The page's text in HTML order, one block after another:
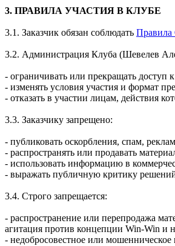
3. ПРАВИЛА УЧАСТИЯ В КЛУБЕ
3.1. Заказчик обязан соблюдать Правила
3.2. Администрация Клуба (Шевелев
- ограничивать или прекращать доступ
- изменять условия участия и формат
- отказать в участии лицам, действия
3.3. Заказчику запрещено:
- публиковать оскорбления, спам,
- распространять или продавать
- использовать информацию в
- выражать публичную критику
3.4. Строго запрещается:
- распространение или перепродажа
агитация против концепции Win-Win и
- недобросовестное или мошенническое